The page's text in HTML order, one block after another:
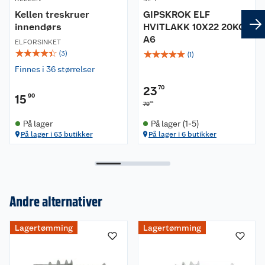
Kellen treskruer
innendørs
ELFORSINKET
☆☆☆☆☆ (3)
Finnes i 36 størrelser
15 90
På lager
På lager i 63 butikker
GIPSKROK ELF
HVITLAKK 10X22 20KG
A6
☆☆☆☆☆ (1)
23 70
7900
På lager (1-5)
På lager i 6 butikker
Andre alternativer
Lagertømming Lagertømming
Om oss